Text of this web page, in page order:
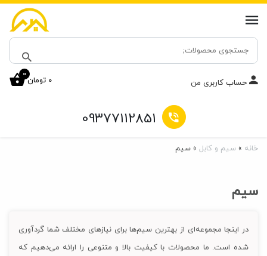
جستجو
برای:
جستجو حساب کاربری من 0 تومان
0
09377112851
خانه » سیم و کابل » سیم
سیم
در اینجا مجموعه‌ای از بهترین سیم‌ها برای نیازهای مختلف شما گردآوری
شده است. ما محصولات با کیفیت بالا و متنوعی را ارائه می‌دهیم که